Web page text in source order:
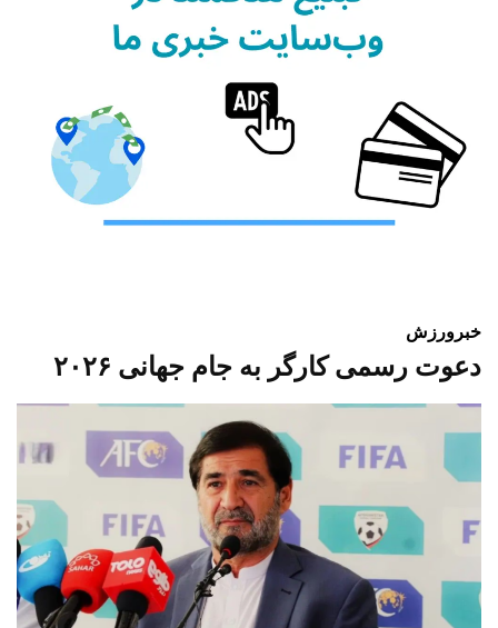
خبر ورزش
دعوت رسمی کارگر به جام جهانی ۲۰۲۶